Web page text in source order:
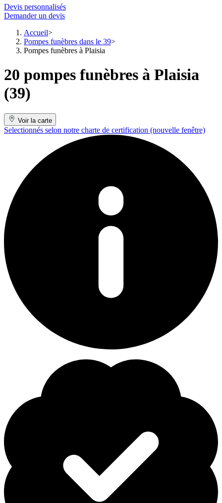
Devis personnalisés
Demander un devis
Accueil
Pompes funèbres dans le 39
Pompes funèbres à Plaisia
20 pompes funèbres à Plaisia
(39)
Voir la carte
Selectionnés selon notre charte de certification (nouvelle fenêtre)